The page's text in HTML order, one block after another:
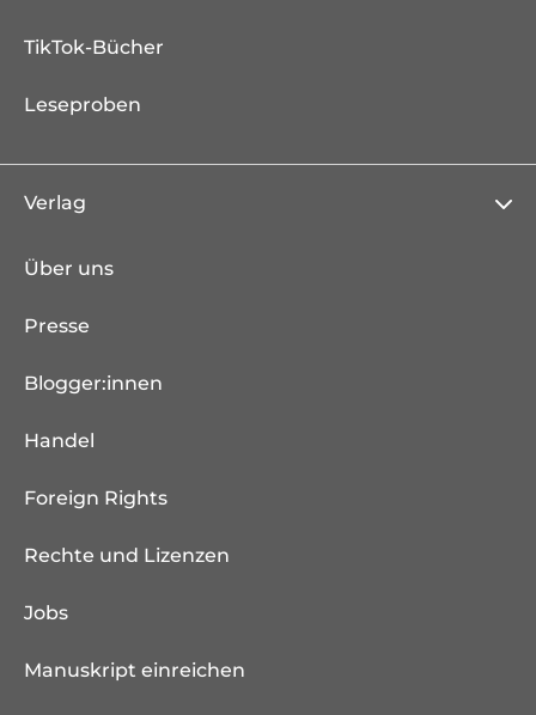
TikTok-Bücher
Leseproben
Verlag
Über uns
Presse
Blogger:innen
Handel
Foreign Rights
Rechte und Lizenzen
Jobs
Manuskript einreichen